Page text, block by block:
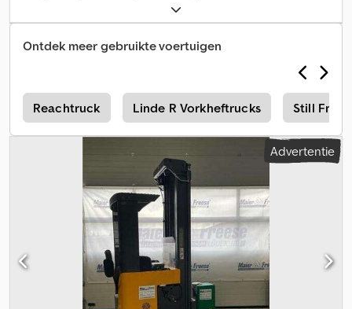
overig
Ontdek meer gebruikte voertuigen
Reachtruck Linde R Vorkheftrucks Still Fm
Advertentie